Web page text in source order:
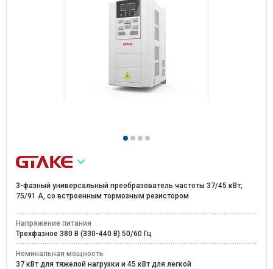
3-фазный универсальный преобразователь частоты 37/45 кВт;
75/91 А, со встроенным тормозным резистором
Напряжение питания
Трехфазное 380 В (330-440 В) 50/60 Гц
Номинальная мощность
37 кВт для тяжелой нагрузки и 45 кВт для легкой